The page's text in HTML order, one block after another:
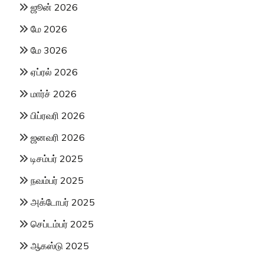
ஜூன் 2026
மே 2026
மே 3026
ஏப்ரல் 2026
மார்ச் 2026
பிப்ரவரி 2026
ஜனவரி 2026
டிசம்பர் 2025
நவம்பர் 2025
அக்டோபர் 2025
செப்டம்பர் 2025
ஆகஸ்டு 2025